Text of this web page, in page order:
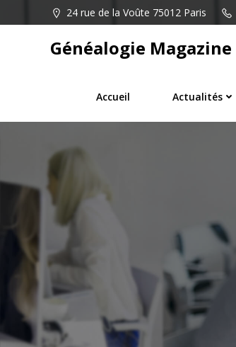
au
24 rue de la Voûte 75012 Paris
Généalogie Magazine
Accueil Actualités